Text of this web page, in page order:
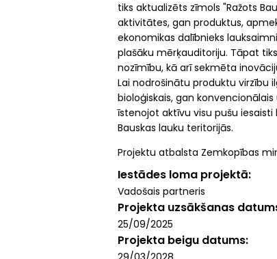
tiks aktualizēts zīmols "Ražots
aktivitātes, gan produktus,
ekonomikas dalībnieks
plašāku mērķauditoriju. Tāpat
nozīmību, kā arī sekmēta
Lai nodrošinātu produktu virzību
bioloģiskais, gan
īstenojot aktīvu visu pušu
Bauskas lauku teritorijās.
Projektu atbalsta Zemkopības
Iestādes loma projektā
Vadošais partneris
Projekta uzsākšanas
25/09/2025
Projekta beigu datums